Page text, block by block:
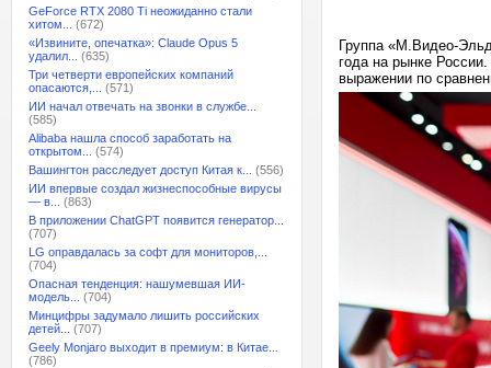
GeForce RTX 2080 Ti неожиданно стали
хитом...
(672)
«Извините, опечатка»: Claude Opus 5
удалил...
(635)
Три четверти европейских компаний
опасаются,...
(571)
ИИ начал отвечать на звонки в службе...
(585)
Alibaba нашла способ заработать на
открытом...
(574)
Вашингтон расследует доступ Китая к...
(556)
ИИ впервые создал жизнеспособные вирусы
— в...
(863)
В приложении ChatGPT появится генератор...
(707)
LG оправдалась за софт для мониторов,...
(704)
Опасная тенденция: нашумевшая ИИ-
модель...
(704)
Минцифры задумало лишить российских
детей...
(707)
Geely Monjaro выходит в премиум: в Китае...
(786)
Группа «М.Видео-
года на рынке
выражении по